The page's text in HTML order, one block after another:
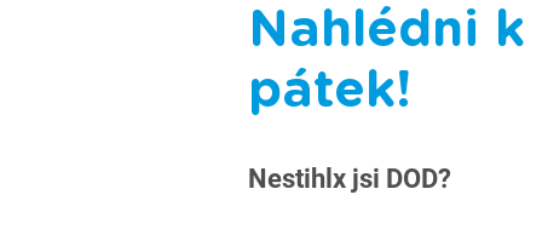
Nahlédni
pátek!
Nestihlx jsi DOD?